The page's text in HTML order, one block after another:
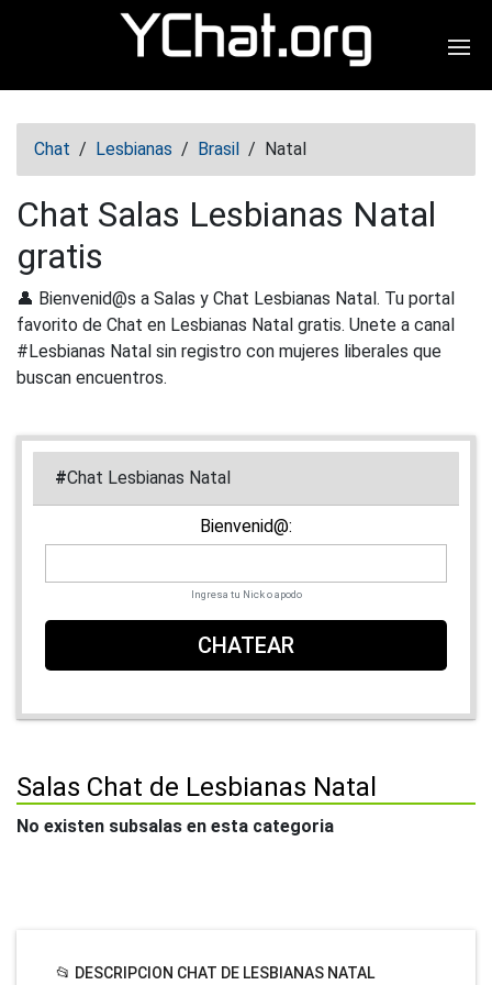
Chat / Lesbianas / Brasil / Natal
Chat Salas Lesbianas Natal
gratis
👤 Bienvenid@s a Salas y Chat Lesbianas Natal. Tu portal
favorito de Chat en Lesbianas Natal gratis. Unete a canal
#Lesbianas Natal sin registro con mujeres liberales que
buscan encuentros.
#Chat Lesbianas Natal
Bienvenid@:
Ingresa tu Nick o apodo
CHATEAR
Salas Chat de Lesbianas Natal
No existen subsalas en esta categoria
📂 DESCRIPCION CHAT DE LESBIANAS NATAL